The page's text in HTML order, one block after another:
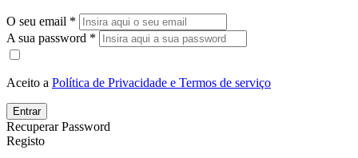
O seu email *
A sua password *
Aceito a Política de Privacidade e Termos de serviço
Entrar
Recuperar Password
Registo